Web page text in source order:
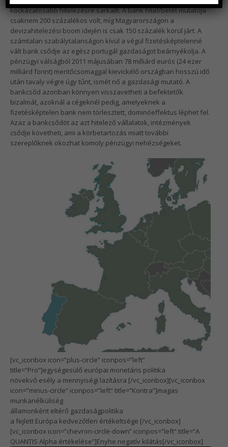
kockázatosabb hitelezésre sarkallt. A bank hitel/betét mutatója
csaknem 200 százalékos volt, míg Magyarországon a
devizahitelezési boom idején is csak 150 százalék körül járt. A
számtalan szabálytalanságon kívül a végül fizetésképtelenné
vált bank csődje az egész portugál gazdaságot beárnyékolja. A
pénzügyi válságból 2011 májusában 78 milliárd eurós (24 ezer
milliárd forint) mentőcsomaggal kievickélő országban hosszú idő
után tavaly végre úgy tűnt, ismét nő a gazdasági mutató. A
bankcsőd azonban könnyen visszavetheti a befektetők
bizalmát, azoknál a cégeknél pedig, amelyeknek a
fizetésképtelen bank nem törlesztett, dominóeffektus léphet fel.
Azaz a bankcsődöt az azt hitelező vállalatok, intézmények
csődje követheti, ami a körbetartozás miatt további
szereplőknek okozhat komoly pénzügyi nehézségeket.
[vc_iconbox icon=”plus-circle” iconpos=”left”
title=”Pro”]egységesülő európai monetáris politika
növekvő esély a mennyiségi lazításra [/vc_iconbox][vc_iconbox
icon=”minus-circle” iconpos=”left” title=”Kontra”]magas
munkanélküliség
államonként eltérő gazdaságpolitika
a fejlett Európa kedvezőtlen értékeltsége [/vc_iconbox]
[vc_iconbox icon=”chevron-circle-down” iconpos=”left” title=”A
QUANTIS Alpha értékelése”]Enyhe negatív kilátás[/vc_iconbox]